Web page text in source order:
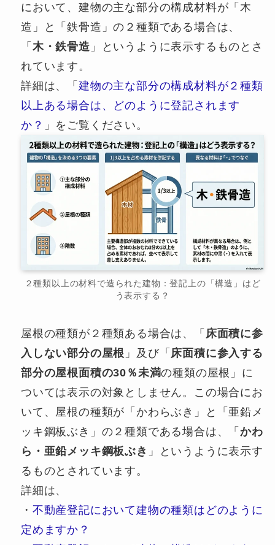
において、建物の主な部分の構成材料が「木
造」と「鉄骨造」の２種類である場合は、
「 木・鉄骨造 」というように表示するものとさ
れています。
詳細は、「 建物の主な部分の構成材料が２種類
以上ある場合は、どのように登記されます
か？ 」をご覧ください。
２種類以上の材料で造られた建物：登記上の「構造」はど
う表示する？
屋根の種類が２種類ある場合は、「 床面積に参
入しない部分の屋根 」及び「 床面積に参入する
部分の屋根面積の30％未満の種類の屋根」に
ついては表示の対象としません。この場合にお
いて、屋根の種類が「かわらぶき」と「亜鉛メ
ッキ鋼板ぶき」の２種類である場合は、「かわ
ら・亜鉛メッキ鋼板ぶき 」というように表示す
るものとされています。
詳細は、
・ 不動産登記において建物の種類はどのように
定めますか？